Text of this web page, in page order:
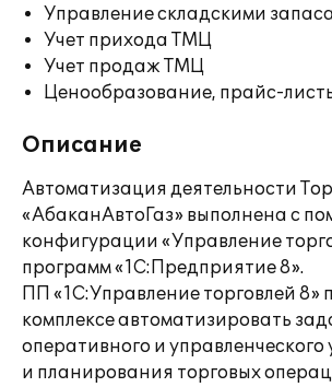
Управление складскими
Учет прихода ТМЦ
Учет продаж ТМЦ
Ценообразование, прайс-
Описание
Автоматизация деятельности
«АбаканАвтоГаз» выполнена с
конфигурации «Управление
программ «1С:Предприятие 8».
ПП «1С:Управление торговлей 8»
комплексе автоматизировать
оперативного и управленческого
и планирования торговых